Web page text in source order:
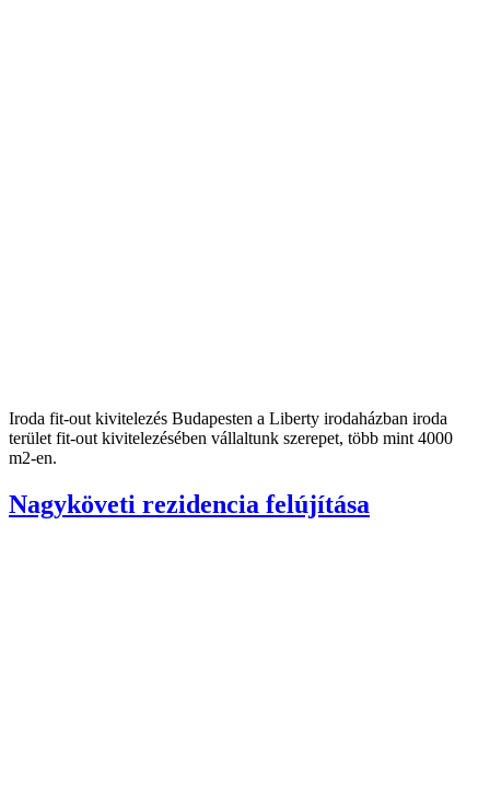
Iroda fit-out kivitelezés Budapesten a Liberty irodaházban iroda
terület fit-out kivitelezésében vállaltunk szerepet, több mint 4000
m2-en.
Nagyköveti rezidencia felújítása